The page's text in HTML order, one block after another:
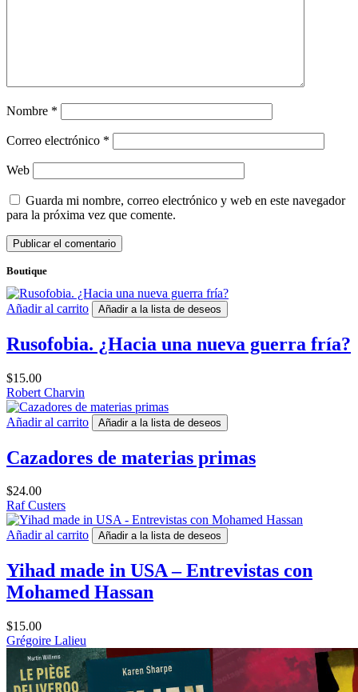
Nombre *
Correo electrónico *
Web
Guarda mi nombre, correo electrónico y web en este navegador
para la próxima vez que comente.
Boutique
Añadir al carrito Añadir a la lista de deseos
Rusofobia. ¿Hacia una nueva guerra fría?
$15.00
Robert Charvin
Añadir al carrito Añadir a la lista de deseos
Cazadores de materias primas
$24.00
Raf Custers
Añadir al carrito Añadir a la lista de deseos
Yihad made in USA – Entrevistas con
Mohamed Hassan
$15.00
Grégoire Lalieu